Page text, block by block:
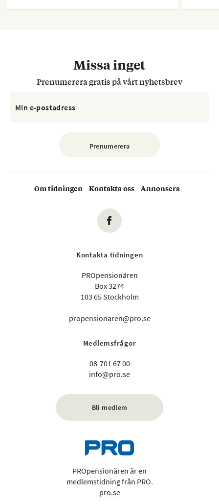
Missa inget
Prenumerera gratis på vårt nyhetsbrev
Om tidningen Kontakta oss Annonsera
Kontakta tidningen
PROpensionären
Box 3274
103 65 Stockholm
propensionaren@pro.se
Medlemsfrågor
08-701 67 00
info@pro.se
Bli medlem
PROpensionären är en
medlemstidning från PRO.
pro.se